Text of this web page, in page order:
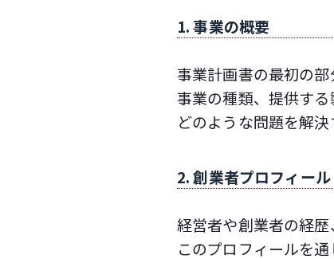
1. 事業の概要
事業計画書の最初の部
事業の種類、提供する
どのような問題を解
2. 創業者プロフィール
経営者や創業者の経歴
このプロフィールを